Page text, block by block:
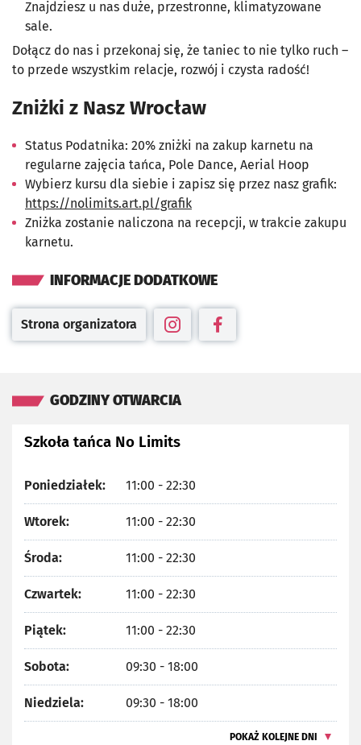
Znajdziesz u nas duże, przestronne, klimatyzowane
sale.
Dołącz do nas i przekonaj się, że taniec to nie tylko ruch –
to przede wszystkim relacje, rozwój i czysta radość!
Zniżki z Nasz Wrocław
Status Podatnika: 20% zniżki na zakup karnetu na
regularne zajęcia tańca, Pole Dance, Aerial Hoop
Wybierz kursu dla siebie i zapisz się przez nasz grafik:
https://nolimits.art.pl/grafik
Zniżka zostanie naliczona na recepcji, w trakcie zakupu
karnetu.
INFORMACJE DODATKOWE
Otwiera się w nowej karcie
Strona organizatora
Otwiera się w nowej karcie
Otwiera się w nowej
GODZINY OTWARCIA
Szkoła tańca No Limits
Poniedziałek: 11:00 - 22:30
Wtorek: 11:00 - 22:30
Środa: 11:00 - 22:30
Czwartek: 11:00 - 22:30
Piątek: 11:00 - 22:30
Sobota: 09:30 - 18:00
Niedziela: 09:30 - 18:00
POKAŻ KOLEJNE DNI